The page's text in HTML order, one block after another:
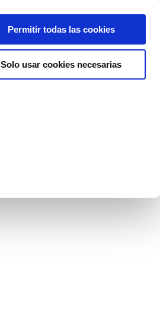
Permitir todas las cookies
Solo usar cookies necesarias